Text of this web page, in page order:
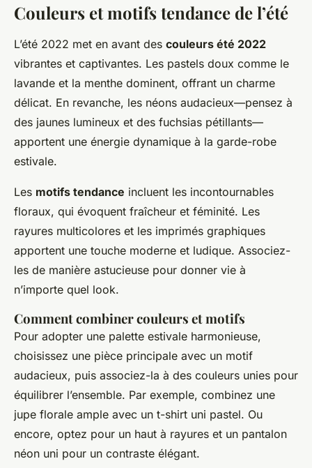
Couleurs et motifs tendance de l’été
L’été 2022 met en avant des couleurs été 2022
vibrantes et captivantes. Les pastels doux comme le
lavande et la menthe dominent, offrant un charme
délicat. En revanche, les néons audacieux—pensez à
des jaunes lumineux et des fuchsias pétillants—
apportent une énergie dynamique à la garde-robe
estivale.
Les motifs tendance incluent les incontournables
floraux, qui évoquent fraîcheur et féminité. Les
rayures multicolores et les imprimés graphiques
apportent une touche moderne et ludique. Associez-
les de manière astucieuse pour donner vie à
n’importe quel look.
Comment combiner couleurs et motifs
Pour adopter une palette estivale harmonieuse,
choisissez une pièce principale avec un motif
audacieux, puis associez-la à des couleurs unies pour
équilibrer l’ensemble. Par exemple, combinez une
jupe florale ample avec un t-shirt uni pastel. Ou
encore, optez pour un haut à rayures et un pantalon
néon uni pour un contraste élégant.